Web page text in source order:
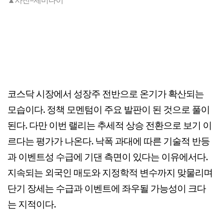
코스닥 시장에서 성장주 전반으로 온기가 확산되는
모습이다. 정책 모멘텀이 주요 발판이 된 것으로 풀이
된다. 다만 이번 랠리는 추세적 상승 전환으로 보기 이
르다는 평가가 나온다. 낙폭 과대에 따른 기술적 반등
과 이벤트성 수급에 기댄 측면이 있다는 이유에서다.
지속되는 외국인 매도와 지정학적 변수까지 맞물리며
단기 장세는 수급과 이벤트에 좌우될 가능성이 크다
는 지적이다.